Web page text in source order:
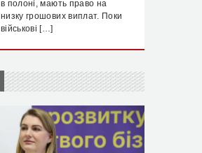
в полоні, мають право на
низку грошових виплат. Поки
військові […]